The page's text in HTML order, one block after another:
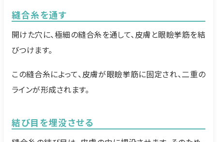
縫合糸を通す
開けた穴に、極細の縫合糸を通して、皮膚と眼瞼挙筋を結
びつけます。
この縫合糸によって、皮膚が眼瞼挙筋に固定され、二重の
ラインが形成されます。
結び目を埋没させる